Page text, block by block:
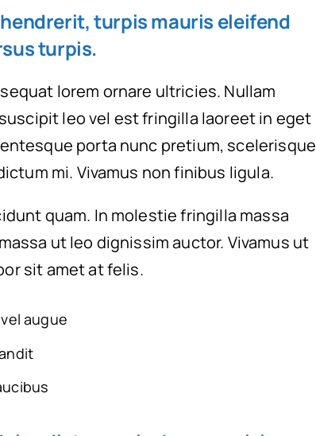
turpis mauris eleifend
turpis.
lorem ornare ultricies. Nullam
leo vel est fringilla laoreet in eget
porta nunc pretium, scelerisque
mi. Vivamus non finibus ligula.
quam. In molestie fringilla massa
ut leo dignissim auctor. Vivamus ut
sit amet at felis.
augue